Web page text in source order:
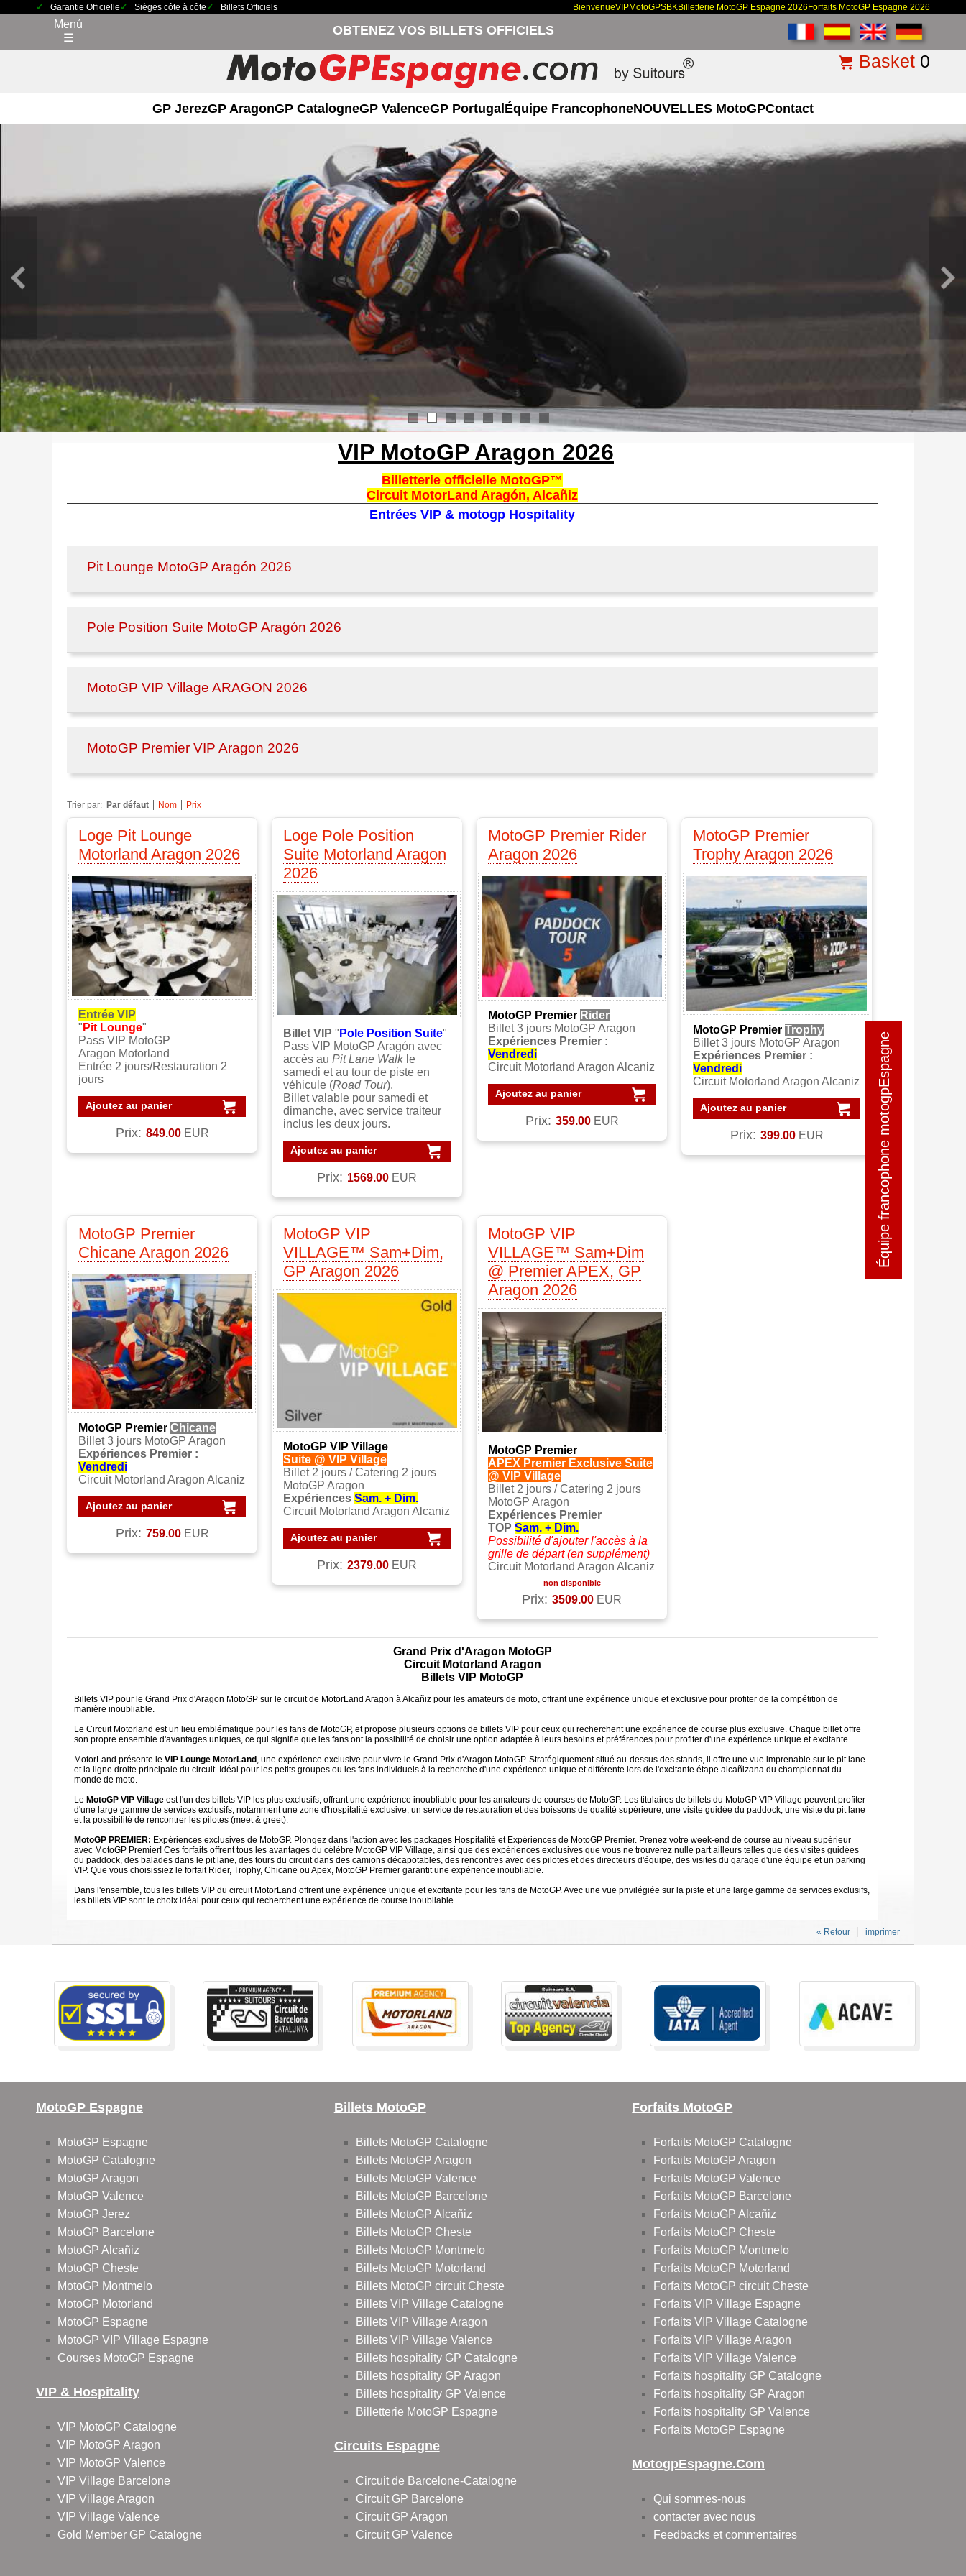
Garantie Officielle Sièges côte à côte Billets Officiels BienvenueVIPMotoGPSBKBilletterie MotoGP Espagne 2026 Forfaits MotoGP Espagne 2026
Menú
☰
OBTENEZ VOS BILLETS OFFICIELS
Basket 0
GP JerezGP AragonGP CatalogneGP ValenceGP PortugalÉquipe FrancophoneNOUVELLES MotoGPContact
1 3 4
Équipe francophone motogpEspagne
Équipe francophone motogpEspagne
VIP MotoGP Aragon 2026
Billetterie officielle MotoGP™
Circuit MotorLand Aragón, Alcañiz
Entrées VIP & motogp Hospitality
Pit Lounge MotoGP Aragón 2026
Pole Position Suite MotoGP Aragón 2026
MotoGP VIP Village ARAGON 2026
MotoGP Premier VIP Aragon 2026
Trier par: Par défaut Nom Prix
Loge Pit Lounge
Motorland Aragon 2026
Entrée VIP
" Pit Lounge"
Pass VIP MotoGP
Aragon Motorland
Entrée 2 jours/Restauration 2
jours
Ajoutez au panier
Prix: 849.00 EUR
Loge Pole Position
Suite Motorland Aragon
2026
Billet VIP " Pole Position Suite"
Pass VIP MotoGP Aragón avec
accès au Pit Lane Walkle
samedi et au tour de piste en
véhicule (Road Tour).
Billet valable pour samedi et
dimanche, avec service traiteur
inclus les deux jours.
Ajoutez au panier
Prix: 1569.00 EUR
MotoGP Premier Rider
Aragon 2026
MotoGP Premier Rider
Billet 3 jours MotoGP Aragon
Expériences Premier :
Vendredi
Circuit Motorland Aragon Alcaniz
Ajoutez au panier
Prix: 359.00 EUR
MotoGP Premier
Trophy Aragon 2026
MotoGP Premier Trophy
Billet 3 jours MotoGP Aragon
Expériences Premier :
Vendredi
Circuit Motorland Aragon Alcaniz
Ajoutez au panier
Prix: 399.00 EUR
MotoGP Premier
Chicane Aragon 2026
MotoGP Premier Chicane
Billet 3 jours MotoGP Aragon
Expériences Premier :
Vendredi
Circuit Motorland Aragon Alcaniz
Ajoutez au panier
Prix: 759.00 EUR
MotoGP VIP
VILLAGE™ Sam+Dim,
GP Aragon 2026
MotoGP VIP Village
Suite @ VIP Village
Billet 2 jours / Catering 2 jours
MotoGP Aragon
Expériences Sam. + Dim.
Circuit Motorland Aragon Alcaniz
Ajoutez au panier
Prix: 2379.00 EUR
MotoGP VIP
VILLAGE™ Sam+Dim
@ Premier APEX, GP
Aragon 2026
MotoGP Premier
APEX Premier Exclusive Suite
@ VIP Village
Billet 2 jours / Catering 2 jours
MotoGP Aragon
Expériences Premier
TOP Sam. + Dim.
Possibilité d'ajouter l'accès à la
grille de départ (en supplément)
Circuit Motorland Aragon Alcaniz
non disponible
Prix: 3509.00 EUR
Grand Prix d'Aragon MotoGP
Circuit Motorland Aragon
Billets VIP MotoGP
Billets VIP pour le Grand Prix d'Aragon MotoGP sur le circuit de MotorLand Aragon à Alcañiz pour les amateurs de moto, offrant une expérience unique et exclusive pour profiter de la compétition de
manière inoubliable.
Le Circuit Motorland est un lieu emblématique pour les fans de MotoGP, et propose plusieurs options de billets VIP pour ceux qui recherchent une expérience de course plus exclusive. Chaque billet offre
son propre ensemble d'avantages uniques, ce qui signifie que les fans ont la possibilité de choisir une option adaptée à leurs besoins et préférences pour profiter d'une expérience unique et excitante.
MotorLand présente le VIP Lounge MotorLand , une expérience exclusive pour vivre le Grand Prix d'Aragon MotoGP. Stratégiquement situé au-dessus des stands, il offre une vue imprenable sur le pit lane
et la ligne droite principale du circuit. Idéal pour les petits groupes ou les fans individuels à la recherche d'une expérience unique et différente lors de l'excitante étape alcañizana du championnat du
monde de moto.
Le MotoGP VIP Village est l'un des billets VIP les plus exclusifs, offrant une expérience inoubliable pour les amateurs de courses de MotoGP. Les titulaires de billets du MotoGP VIP Village peuvent profiter
d'une large gamme de services exclusifs, notamment une zone d'hospitalité exclusive, un service de restauration et des boissons de qualité supérieure, une visite guidée du paddock, une visite du pit lane
et la possibilité de rencontrer les pilotes (meet & greet).
MotoGP PREMIER: Expériences exclusives de MotoGP. Plongez dans l'action avec les packages Hospitalité et Expériences de MotoGP Premier. Prenez votre week-end de course au niveau supérieur
avec MotoGP Premier! Ces forfaits offrent tous les avantages du célèbre MotoGP VIP Village, ainsi que des expériences exclusives que vous ne trouverez nulle part ailleurs telles que des visites guidées
du paddock, des balades dans le pit lane, des tours du circuit dans des camions décapotables, des rencontres avec des pilotes et des directeurs d'équipe, des visites du garage d'une équipe et un parking
VIP. Que vous choisissiez le forfait Rider, Trophy, Chicane ou Apex, MotoGP Premier garantit une expérience inoubliable.
Dans l'ensemble, tous les billets VIP du circuit MotorLand offrent une expérience unique et excitante pour les fans de MotoGP. Avec une vue privilégiée sur la piste et une large gamme de services exclusifs,
les billets VIP sont le choix idéal pour ceux qui recherchent une expérience de course inoubliable.
imprimer
« Retour
MotoGP Espagne
MotoGP Espagne
MotoGP Catalogne
MotoGP Aragon
MotoGP Valence
MotoGP Jerez
MotoGP Barcelone
MotoGP Alcañiz
MotoGP Cheste
MotoGP Montmelo
MotoGP Motorland
MotoGP Espagne
MotoGP VIP Village Espagne
Courses MotoGP Espagne
VIP & Hospitality
VIP MotoGP Catalogne
VIP MotoGP Aragon
VIP MotoGP Valence
VIP Village Barcelone
VIP Village Aragon
VIP Village Valence
Gold Member GP Catalogne
Billets MotoGP
Billets MotoGP Catalogne
Billets MotoGP Aragon
Billets MotoGP Valence
Billets MotoGP Barcelone
Billets MotoGP Alcañiz
Billets MotoGP Cheste
Billets MotoGP Montmelo
Billets MotoGP Motorland
Billets MotoGP circuit Cheste
Billets VIP Village Catalogne
Billets VIP Village Aragon
Billets VIP Village Valence
Billets hospitality GP Catalogne
Billets hospitality GP Aragon
Billets hospitality GP Valence
Billetterie MotoGP Espagne
Circuits Espagne
Circuit de Barcelone-Catalogne
Circuit GP Barcelone
Circuit GP Aragon
Circuit GP Valence
Forfaits MotoGP
Forfaits MotoGP Catalogne
Forfaits MotoGP Aragon
Forfaits MotoGP Valence
Forfaits MotoGP Barcelone
Forfaits MotoGP Alcañiz
Forfaits MotoGP Cheste
Forfaits MotoGP Montmelo
Forfaits MotoGP Motorland
Forfaits MotoGP circuit Cheste
Forfaits VIP Village Espagne
Forfaits VIP Village Catalogne
Forfaits VIP Village Aragon
Forfaits VIP Village Valence
Forfaits hospitality GP Catalogne
Forfaits hospitality GP Aragon
Forfaits hospitality GP Valence
Forfaits MotoGP Espagne
MotogpEspagne.com
Qui sommes-nous
contacter avec nous
Feedbacks et commentaires